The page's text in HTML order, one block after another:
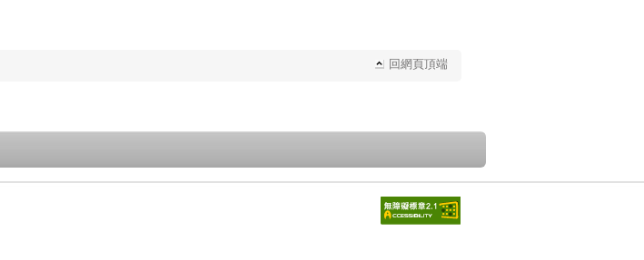
回網頁頂端